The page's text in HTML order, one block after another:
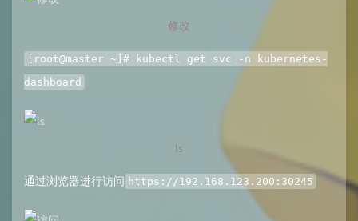
修改
[root@master ~]# kubectl get svc -n kubernetes-
dashboard
ls
通过浏览器进行访问 https://192.168.123.200:30245